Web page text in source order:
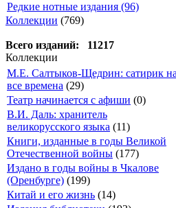
Редкие нотные издания (96)
Коллекции (769)
Всего изданий: 11217
Коллекции
М.Е. Салтыков-Щедрин: сатирик на
все времена (29)
Театр начинается с афиши (0)
В.И. Даль: хранитель
великорусского языка (11)
Книги, изданные в годы Великой
Отечественной войны (177)
Издано в годы войны в Чкалове
(Оренбурге) (199)
Китай и его жизнь (14)